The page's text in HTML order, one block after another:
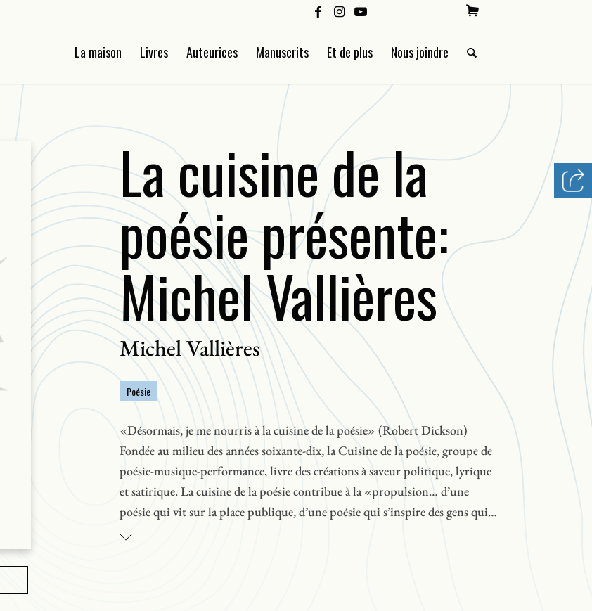
La maison Livres Auteurices Manuscrits Et de plus Nous joindre
La cuisine de la
poésie présente:
Michel Vallières
Michel Vallières
Poésie
«Désormais, je me nourris à la cuisine de la poésie» (Robert Dickson)
Fondée au milieu des années soixante-dix, la Cuisine de la poésie, groupe de
poésie-musique-performance, livre des créations à saveur politique, lyrique
et satirique. La cuisine de la poésie contribue à la «propulsion… d’une
poésie qui vit sur la place publique, d’une poésie qui s’inspire des gens qui
l’entourent et qui se raconte aux gens qui l’entourent» (Liaison, n° 121).